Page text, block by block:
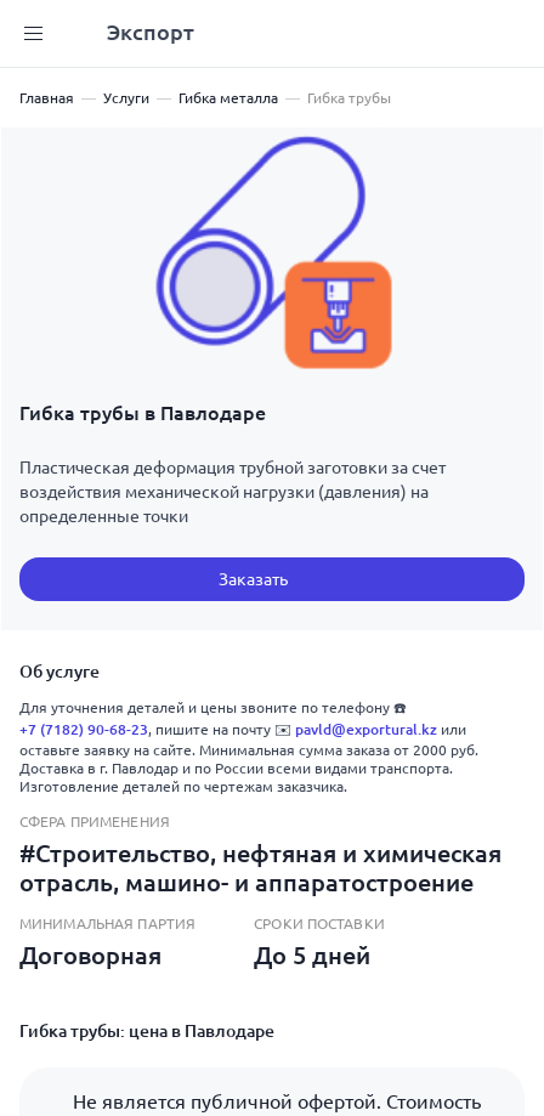
Экспорт
Главная Услуги Гибка металла Гибка трубы
Гибка трубы в Павлодаре
Пластическая деформация трубной заготовки за счет
воздействия механической нагрузки (давления) на
определенные точки
Заказать
Об услуге
Для уточнения деталей и цены звоните по телефону ☎️
+7 (7182) 90-68-23, пишите на почту ✉️ pavld@exportural.kz или
оставьте заявку на сайте. Минимальная сумма заказа от 2000 руб.
Доставка в г. Павлодар и по России всеми видами транспорта.
Изготовление деталей по чертежам заказчика.
СФЕРА ПРИМЕНЕНИЯ
#Строительство, нефтяная и химическая
отрасль, машино- и аппаратостроение
МИНИМАЛЬНАЯ ПАРТИЯ
Договорная
СРОКИ ПОСТАВКИ
До 5 дней
Гибка трубы: цена в Павлодаре
Не является публичной офертой. Стоимость